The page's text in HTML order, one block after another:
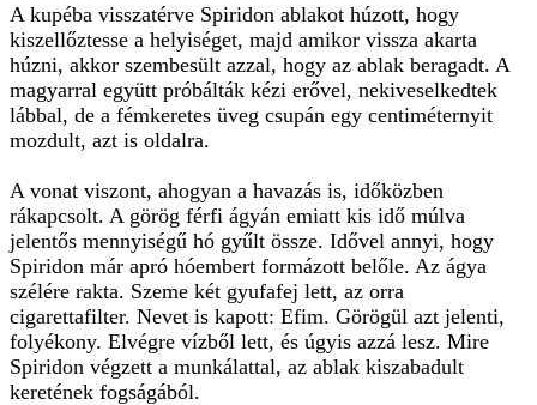
A kupéba visszatérve Spiridon ablakot húzott, hogy
kiszellőztesse a helyiséget, majd amikor vissza akarta
húzni, akkor szembesült azzal, hogy az ablak beragadt. A
magyarral együtt próbálták kézi erővel, nekiveselkedtek
lábbal, de a fémkeretes üveg csupán egy centiméternyit
mozdult, azt is oldalra.
A vonat viszont, ahogyan a havazás is, időközben
rákapcsolt. A görög férfi ágyán emiatt kis idő múlva
jelentős mennyiségű hó gyűlt össze. Idővel annyi, hogy
Spiridon már apró hóembert formázott belőle. Az ágya
szélére rakta. Szeme két gyufafej lett, az orra
cigarettafilter. Nevet is kapott: Efim. Görögül azt jelenti,
folyékony. Elvégre vízből lett, és úgyis azzá lesz. Mire
Spiridon végzett a munkálattal, az ablak kiszabadult
keretének fogságából.